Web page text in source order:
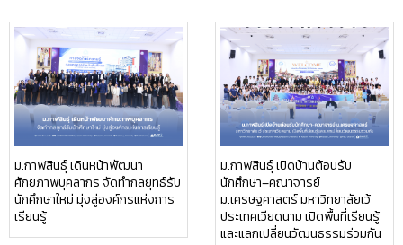
ม.กาฬสินธุ์ เดินหน้าพัฒนา
ศักยภาพบุคลากร จัดทำกลยุทธ์รับ
นักศึกษาใหม่ มุ่งสู่องค์กรแห่งการ
เรียนรู้
ม.กาฬสินธุ์ เปิดบ้านต้อนรับ
นักศึกษา–คณาจารย์
ม.เศรษฐศาสตร์ มหาวิทยาลัยเว้
ประเทศเวียดนาม เปิดพื้นที่เรียนรู้
และแลกเปลี่ยนวัฒนธรรมร่วมกัน